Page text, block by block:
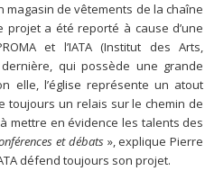
magasin de vêtements de la chaîne
projet a été reporté à cause d’une
et l’IATA (Institut des Arts,
qui possède une grande
elle, l’église représente un atout
toujours un relais sur le chemin de
mettre en évidence les talents des
et débats », explique Pierre
défend toujours son projet.